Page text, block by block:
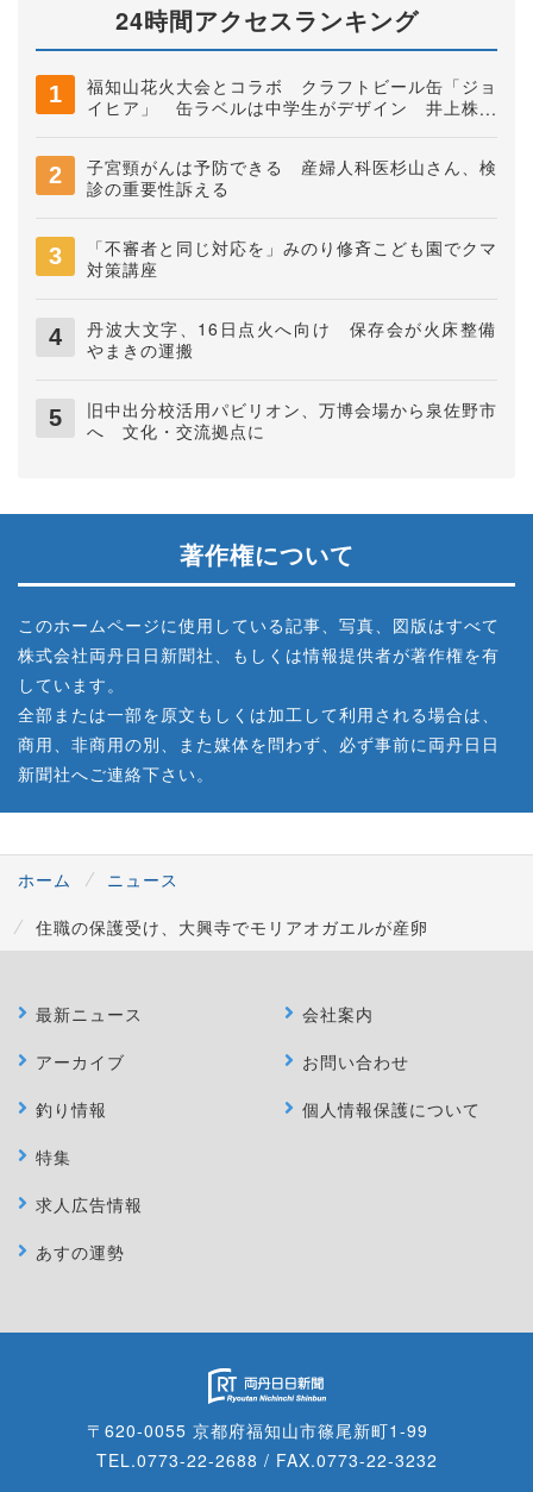
24時間アクセスランキング
福知山花火大会とコラボ クラフトビール缶「ジョ
イヒア」 缶ラベルは中学生がデザイン 井上株式
子宮頸がんは予防できる 産婦人科医杉山さん、検
診の重要性訴える
「不審者と同じ対応を」みのり修斉こども園でクマ
対策講座
丹波大文字、16日点火へ向け 保存会が火床整備
やまきの運搬
旧中出分校活用パビリオン、万博会場から泉佐野市
へ 文化・交流拠点に
著作権について
このホームページに使用している記事、写真、図版はすべて
株式会社両丹日日新聞社、もしくは情報提供者が著作権を有
しています。
全部または一部を原文もしくは加工して利用される場合は、
商用、非商用の別、また媒体を問わず、必ず事前に両丹日日
新聞社へご連絡下さい。
ホーム
ニュース
住職の保護受け、大興寺でモリアオガエルが産卵
最新ニュース
アーカイブ
釣り情報
特集
求人広告情報
あすの運勢
会社案内
お問い合わせ
個人情報保護について
〒620-0055 京都府福知山市篠尾新町1-99
TEL.0773-22-2688 / FAX.0773-22-3232